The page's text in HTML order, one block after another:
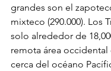
grandes son el
mixteco (290.000). Los
solo alrededor de
remota área occidental
cerca del océano